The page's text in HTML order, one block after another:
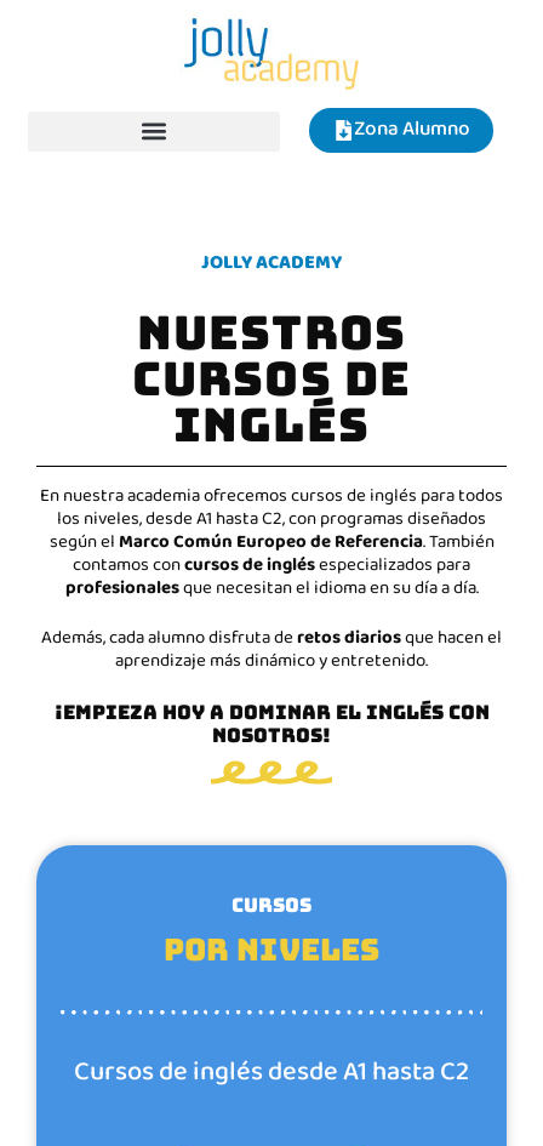
Zona Alumno
JOLLY ACADEMY
NUESTROS
CURSOS DE
INGLÉS
En nuestra academia ofrecemos cursos de inglés para todos
los niveles, desde A1 hasta C2, con programas diseñados
según elMarco Común Europeo de Referencia. También
contamos concursos de inglésespecializados para
profesionalesque necesitan el idioma en su día a día.
Además, cada alumno disfruta deretos diariosque hacen el
aprendizaje más dinámico y entretenido.
¡EMPIEZA HOY A DOMINAR EL INGLÉS CON
NOSOTROS!
CURSOS
Por niveles
Cursos de inglés desde A1 hasta C2